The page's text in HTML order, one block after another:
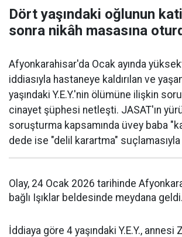
Dört yaşındaki oğlunun
sonra nikâh masasına
Afyonkarahisar'da Ocak ayında
iddiasıyla hastaneye kaldırılan ve
yaşındaki Y.E.Y.'nin ölümüne ilişkin
cinayet şüphesi netleşti. JASAT'ın
soruşturma kapsamında üvey baba
dede ise "delil karartma" suçlamasıyla
Olay, 24 Ocak 2026 tarihinde
bağlı Işıklar beldesinde meydana geldi.
İddiaya göre 4 yaşındaki Y.E.Y., annesi